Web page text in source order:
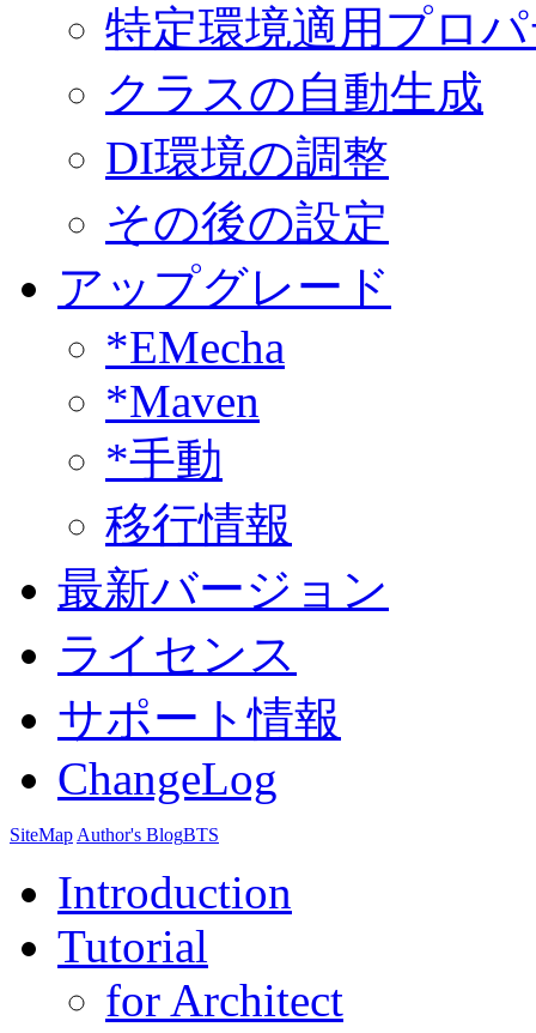
特定環境適用プロ
クラスの自動生成
DI環境の調整
その後の設定
アップグレード
*EMecha
*Maven
*手動
移行情報
最新バージョン
ライセンス
サポート情報
ChangeLog
SiteMap Author's BlogBTS
Introduction
Tutorial
for Architect